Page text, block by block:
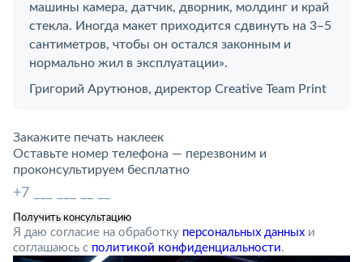
машины камера, датчик, дворник, молдинг и край
стекла. Иногда макет приходится сдвинуть на 3–5
сантиметров, чтобы он остался законным и
нормально жил в эксплуатации».
Григорий Арутюнов, директор Creative Team Print
Закажите печать наклеек
Оставьте номер телефона — перезвоним и
проконсультируем бесплатно
Я даю согласие на обработку персональных данных и
соглашаюсь с политикой конфиденциальности.